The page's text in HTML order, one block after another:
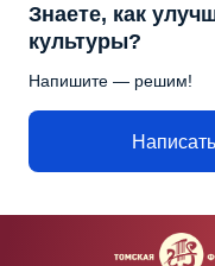
Знаете, как
культуры?
Напишите — решим!
Написать